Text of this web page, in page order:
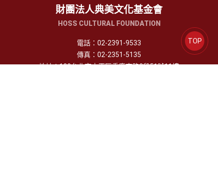
財團法人典美文化基金會
HOSS CULTURAL FOUNDATION
電話： 02-2391-9533
傳真： 02-2351-5135
地址：100台北市中正區重慶南路2段51號11樓
TOP